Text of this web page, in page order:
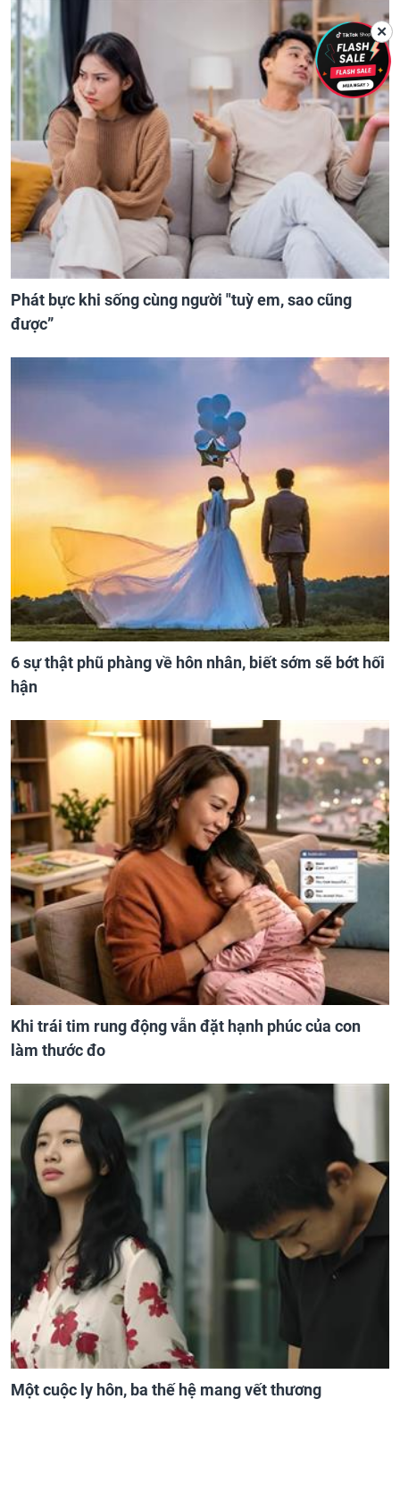
Phát bực khi sống cùng người "tuỳ em, sao cũng
được”
6 sự thật phũ phàng về hôn nhân, biết sớm sẽ bớt hối
hận
Khi trái tim rung động vẫn đặt hạnh phúc của con
làm thước đo
Một cuộc ly hôn, ba thế hệ mang vết thương
✕